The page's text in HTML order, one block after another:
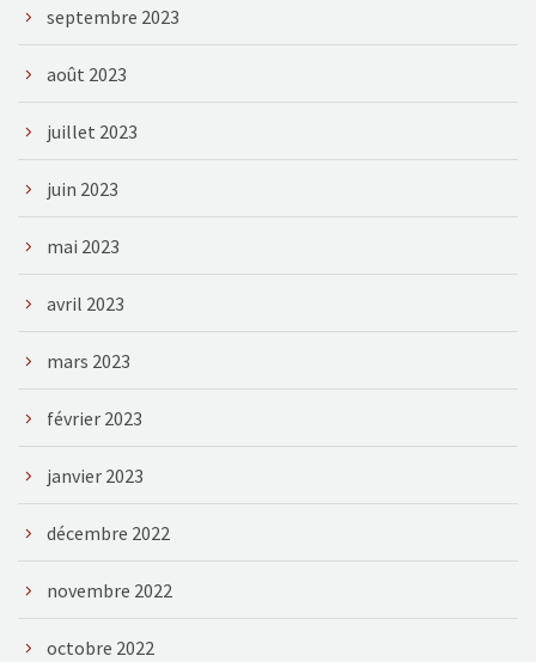
septembre 2023
août 2023
juillet 2023
juin 2023
mai 2023
avril 2023
mars 2023
février 2023
janvier 2023
décembre 2022
novembre 2022
octobre 2022